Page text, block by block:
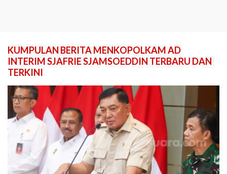
KUMPULAN BERITA MENKOPOLKAM AD
INTERIM SJAFRIE SJAMSOEDDIN TERBARU DAN
TERKINI